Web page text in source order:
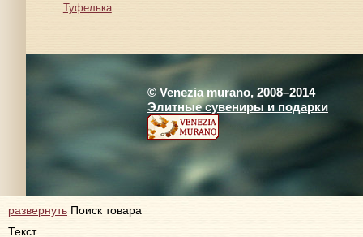
Туфелька
© Venezia murano, 2008–2014
Элитные сувениры и подарки
развернуть Поиск товара
Текст